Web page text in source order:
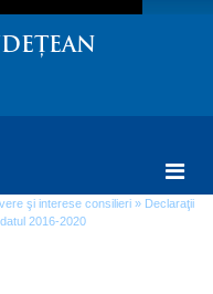
şi interese consilieri » Declaraţii
2016-2020